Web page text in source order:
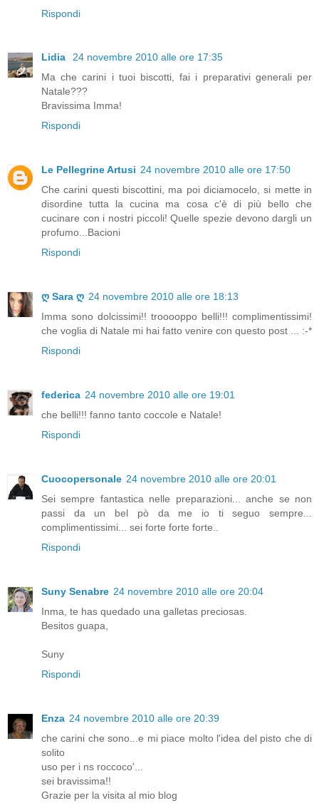
Rispondi
Lidia
24 novembre 2010 alle ore 17:35
Ma che carini i tuoi biscotti, fai i preparativi generali per
Natale???
Bravissima Imma!
Rispondi
Le Pellegrine Artusi 24 novembre 2010 alle ore 17:50
Che carini questi biscottini, ma poi diciamocelo, si mette in
disordine tutta la cucina ma cosa c'è di più bello che
cucinare con i nostri piccoli! Quelle spezie devono dargli un
profumo...Bacioni
Rispondi
ღ Sara ღ 24 novembre 2010 alle ore 18:13
Imma sono dolcissimi!! trooooppo belli!!! complimentissimi!
che voglia di Natale mi hai fatto venire con questo post ... :-*
Rispondi
federica 24 novembre 2010 alle ore 19:01
che belli!!! fanno tanto coccole e Natale!
Rispondi
Cuocopersonale 24 novembre 2010 alle ore 20:01
Sei sempre fantastica nelle preparazioni... anche se non
passi da un bel pò da me io ti seguo sempre...
complimentissimi... sei forte forte forte..
Rispondi
Suny Senabre 24 novembre 2010 alle ore 20:04
Inma, te has quedado una galletas preciosas.
Besitos guapa,
Suny
Rispondi
Enza 24 novembre 2010 alle ore 20:39
che carini che sono...e mi piace molto l'idea del pisto che di
solito
uso per i ns roccoco'...
sei bravissima!!
Grazie per la visita al mio blog